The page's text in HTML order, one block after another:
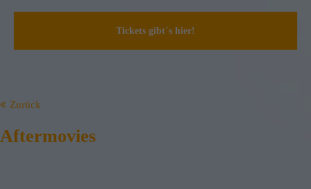
Tickets gibt´s hier!
Zurück
Aftermovies